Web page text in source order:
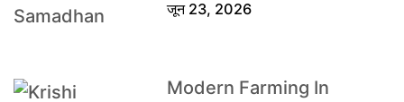
जून 23, 2026
Modern Farming In